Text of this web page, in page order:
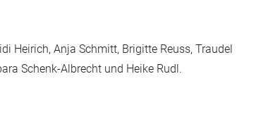
Heirich, Anja Schmitt, Brigitte Reuss, Traudel
Schenk-Albrecht und Heike Rudl.